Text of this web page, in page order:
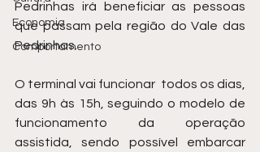
Economia
Comportamento
Pedrinhas irá beneficiar as pessoas
que passam pela região do Vale das
Pedrinhas.
O terminal vai funcionar  todos os dias,
das 9h às 15h, seguindo o modelo de
funcionamento da operação
assistida, sendo possível embarcar